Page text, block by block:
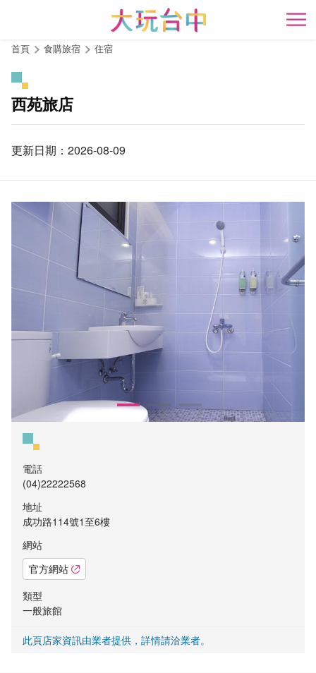
開
首頁 食購旅宿 住宿
西苑旅店
更新日期：2026-08-09
電話
(04)22222568
地址
成功路114號1至6樓
網站
官方網站
類型
一般旅館
此頁店家資訊由業者提供，詳情請洽業者。